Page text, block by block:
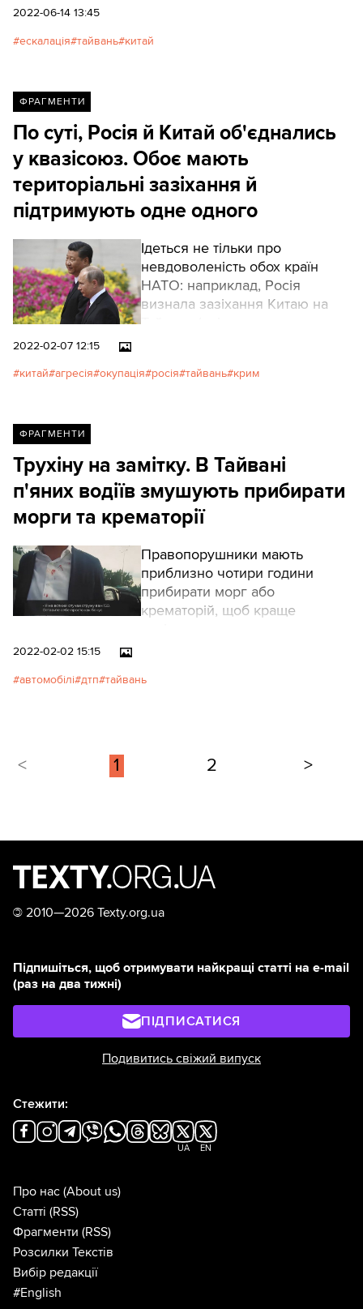
2022-06-14 13:45
ескалація тайвань китай
ФРАГМЕНТИ
По суті, Росія й Китай об'єднались
у квазісоюз. Обоє мають
територіальні зазіхання й
підтримують одне одного
Ідеться не тільки про
невдоволеність обох країн
НАТО: наприклад, Росія
визнала зазіхання Китаю на
2022-02-07 12:15
китай агресія окупація росія тайвань крим
ФРАГМЕНТИ
Трухіну на замітку. В Тайвані
п'яних водіїв змушують прибирати
морги та крематорії
Правопорушники мають
приблизно чотири години
прибирати морг або
крематорій, щоб краще
2022-02-02 15:15
автомобілі дтп тайвань
< 1 2 >
© 2010—2026 Texty.org.ua
Підпишіться, щоб отримувати найкращі статті на e-mail
(раз на два тижні)
ПІДПИСАТИСЯ
Подивитись свіжий випуск
Стежити:
UA EN
Про нас (About us)
Статті (RSS)
Фрагменти (RSS)
Розсилки Текстів
Вибір редакції
#English